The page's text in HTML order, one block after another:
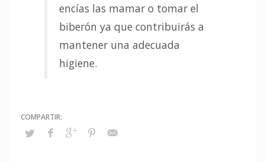
encías las mamar o tomar el
biberón ya que contribuirás a
mantener una adecuada
higiene.